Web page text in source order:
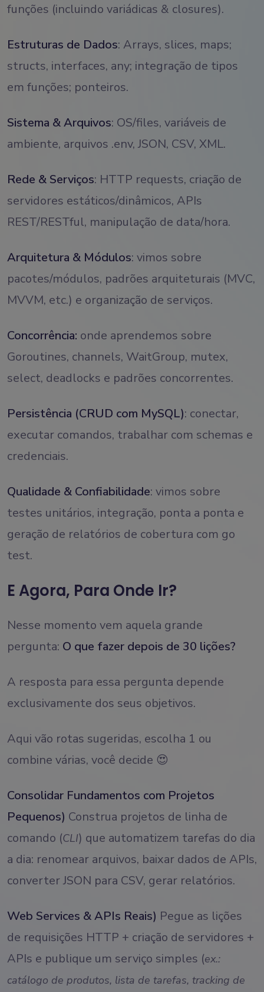
funções (incluindo variádicas & closures).
Estruturas de Dados: Arrays, slices, maps;
structs, interfaces, any; integração de tipos
em funções; ponteiros.
Sistema & Arquivos: OS/files, variáveis de
ambiente, arquivos .env, JSON, CSV, XML.
Rede & Serviços: HTTP requests, criação de
servidores estáticos/dinâmicos, APIs
REST/RESTful, manipulação de data/hora.
Arquitetura & Módulos: vimos sobre
pacotes/módulos, padrões arquiteturais (MVC,
MVVM, etc.) e organização de serviços.
Concorrência: onde aprendemos sobre
Goroutines, channels, WaitGroup, mutex,
select, deadlocks e padrões concorrentes.
Persistência (CRUD com MySQL): conectar,
executar comandos, trabalhar com schemas e
credenciais.
Qualidade & Confiabilidade: vimos sobre
testes unitários, integração, ponta a ponta e
geração de relatórios de cobertura com go
test.
E Agora, Para Onde Ir?
Nesse momento vem aquela grande
pergunta: O que fazer depois de 30 lições?
A resposta para essa pergunta depende
exclusivamente dos seus objetivos.
Aqui vão rotas sugeridas, escolha 1 ou
combine várias, você decide 😍
Consolidar Fundamentos com Projetos
Pequenos) Construa projetos de linha de
comando (CLI) que automatizem tarefas do dia
a dia: renomear arquivos, baixar dados de APIs,
converter JSON para CSV, gerar relatórios.
Web Services & APIs Reais) Pegue as lições
de requisições HTTP + criação de servidores +
APIs e publique um serviço simples (ex.:
catálogo de produtos, lista de tarefas, tracking de